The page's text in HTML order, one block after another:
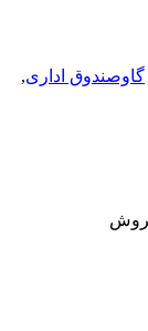
گاوصندوق اداری,